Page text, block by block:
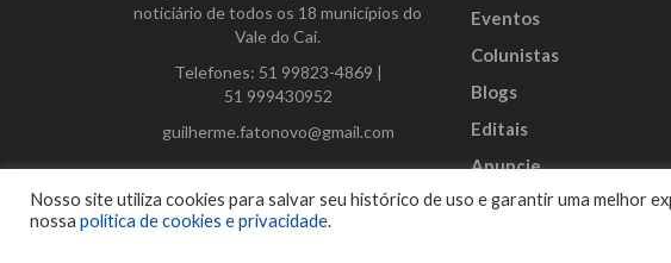
noticiário de todos os 18 municípios do
Vale do Caí.
Telefones: 51 99823-4869 |
51 999430952
guilherme.fatonovo@gmail.com
Facebook
Instagram
Twitter
Eventos
Colunistas
Blogs
Editais
Anuncie
Nosso site utiliza cookies para salvar seu histórico de uso e garantir uma melhor
nossa política de cookies e privacidade.